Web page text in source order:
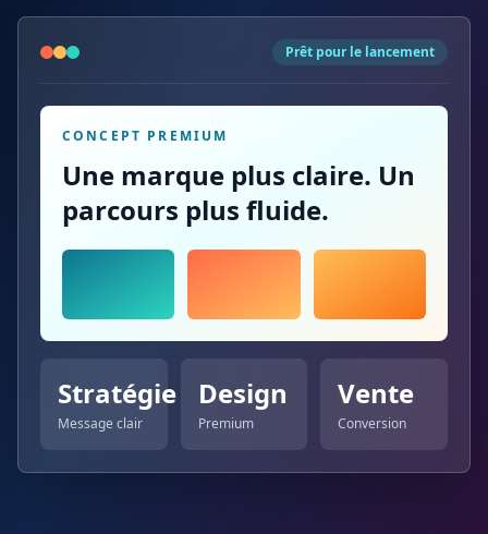
Prêt pour le lancement
CONCEPT PREMIUM
Une marque plus claire. Un
parcours plus fluide.
Stratégie
Message clair
Design
Premium
Vente
Conversion